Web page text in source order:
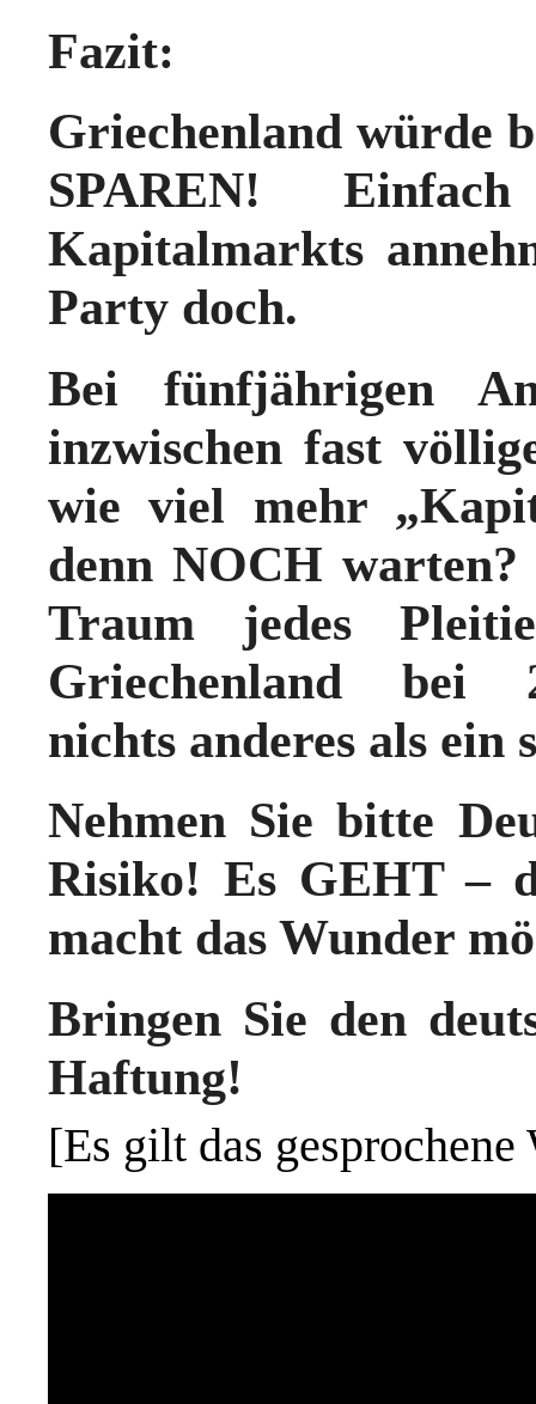
Fazit:
Griechenland würde
SPAREN!
Kapitalmarkts
Party doch.
Bei fünfjährigen
inzwischen fast
wie viel mehr
denn NOCH
Traum jedes
Griechenland bei
nichts anderes als ein
Nehmen Sie bitte
Risiko! Es GEHT –
macht das Wunder
Bringen Sie den
Haftung!
[Es gilt das gesprochene